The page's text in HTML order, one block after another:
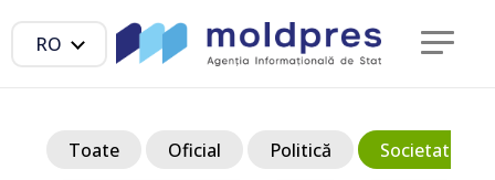
RO
Toate Oficial Politică Societate